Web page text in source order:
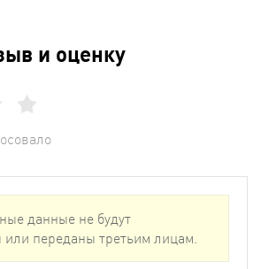
и оценку
данные не будут
или переданы третьим лицам.